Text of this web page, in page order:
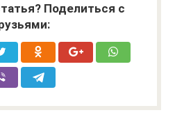
Поделиться с